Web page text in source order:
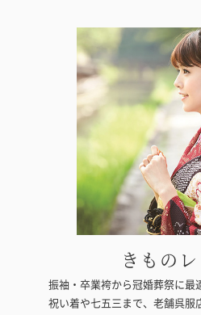
きもの
振袖・卒業袴から冠婚葬祭に最
祝い着や七五三まで、老舗呉服